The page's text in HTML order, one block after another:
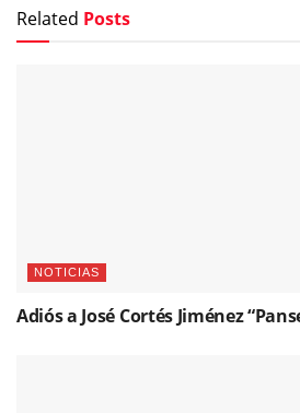
Related Posts
NOTICIAS
Adiós a José Cortés Jiménez